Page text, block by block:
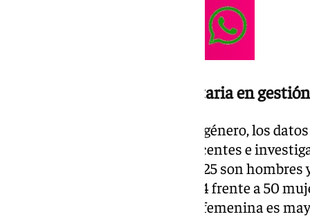
Presencia femenina mayoritaria en gestión
En cuanto a la distribución por género, los
masculino en las categorías docentes e
gestión. Entre los catedráticos, 25 son hombres
titulares, los hombres suman 54 frente a 50
técnica de gestión la presencia femenina es